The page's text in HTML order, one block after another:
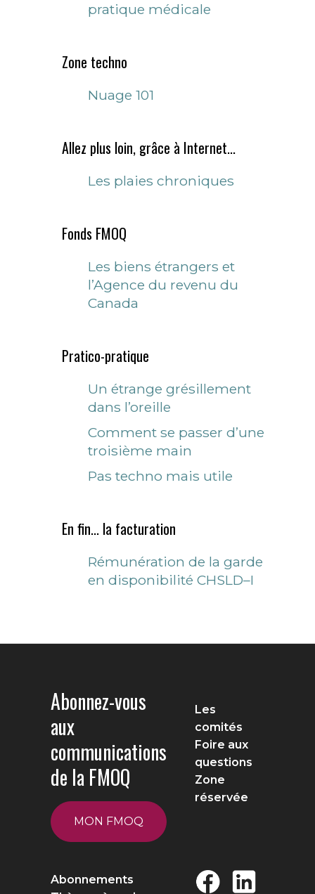
pratique médicale
Zone techno
Nuage 101
Allez plus loin, grâce à Internet...
Les plaies chroniques
Fonds FMOQ
Les biens étrangers et
l’Agence du revenu du
Canada
Pratico-pratique
Un étrange grésillement
dans l’oreille
Comment se passer d’une
troisième main
Pas techno mais utile
En fin... la facturation
Rémunération de la garde
en disponibilité CHSLD–I
Abonnez-vous
aux
communications
de la FMOQ
MON FMOQ
Les
comités
Foire aux
questions
Zone
réservée
Abonnements